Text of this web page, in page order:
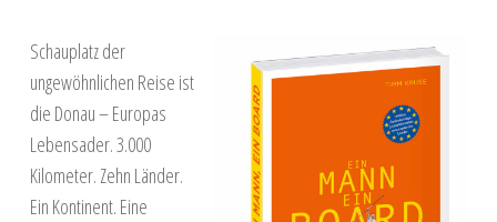
Schauplatz der
ungewöhnlichen Reise ist
die Donau – Europas
Lebensader. 3.000
Kilometer. Zehn Länder.
Ein Kontinent. Eine